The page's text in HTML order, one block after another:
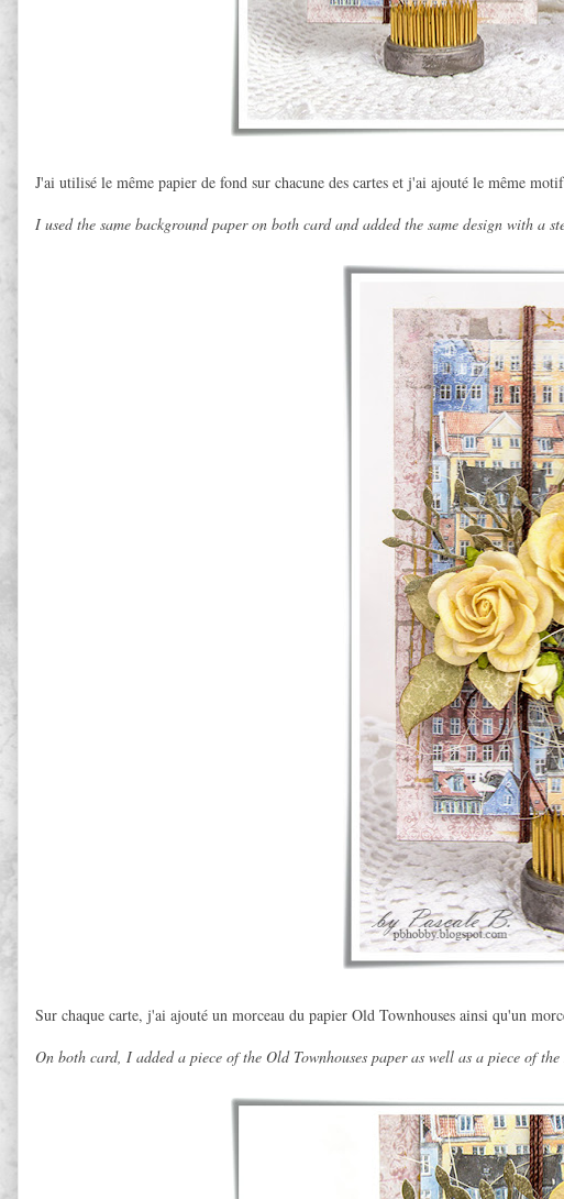
J'ai utilisé le même papier de fond sur chacune des cartes et j'ai ajouté le même
I used the same background paper on both card and added the same design with a
Sur chaque carte, j'ai ajouté un morceau du papier Old Townhouses ainsi qu'un
On both card, I added a piece of the Old Townhouses paper as well as a piece of